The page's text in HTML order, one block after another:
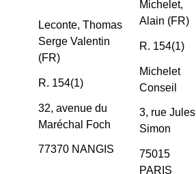
Leconte, Thomas
Serge Valentin
(FR)
R. 154(1)
32, avenue du
Maréchal Foch
77370 NANGIS
Michelet,
Alain (FR)
R. 154(1)
Michelet
Conseil
3, rue Jules
Simon
75015
PARIS